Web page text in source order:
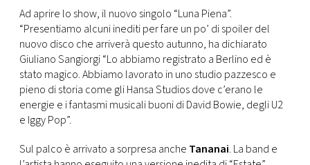
EVENTI
VIDEO
TV
PRINCIPATO
DI
MONACO
Ad aprire lo show, il nuovo singolo “Luna Piena”.
“Presentiamo alcuni inediti per fare un po’ di spoiler del
nuovo disco che arriverà questo autunno, ha dichiarato
Giuliano Sangiorgi “Lo abbiamo registrato a Berlino ed è
stato magico. Abbiamo lavorato in uno studio pazzesco e
pieno di storia come gli Hansa Studios dove c’erano le
energie e i fantasmi musicali buoni di David Bowie, degli U2
e Iggy Pop”.
Sul palco è arrivato a sorpresa anche Tananai. La band e